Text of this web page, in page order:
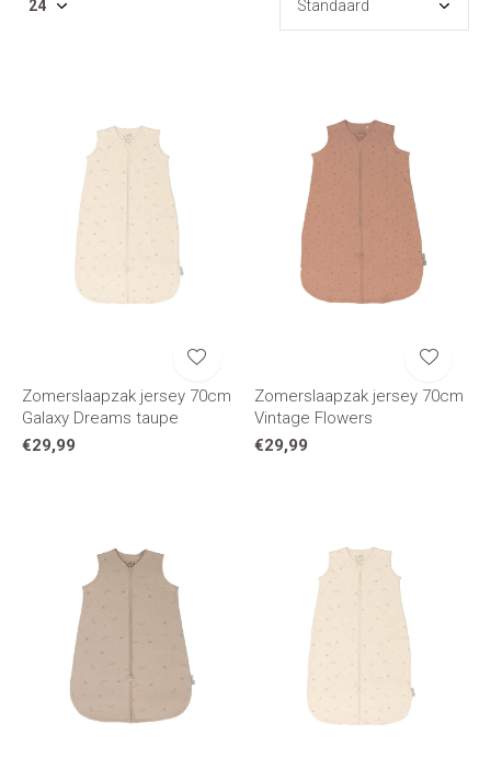
Zomerslaapzak jersey 70cm
Galaxy Dreams taupe
€29,99
Zomerslaapzak jersey 70cm
Vintage Flowers
€29,99